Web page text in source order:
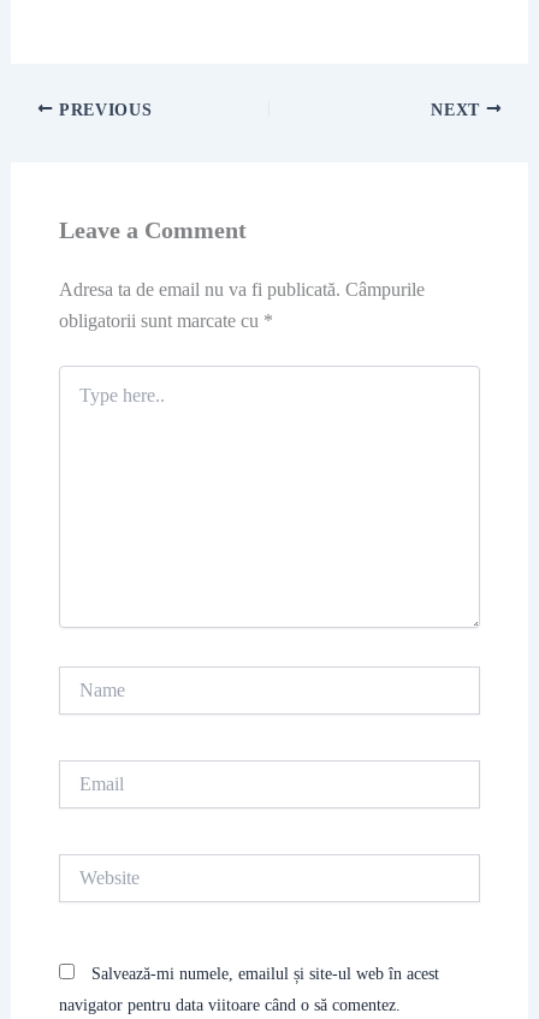
PREVIOUS NEXT
Leave a Comment
Adresa ta de email nu va fi publicată. Câmpurile
obligatorii sunt marcate cu *
here..
Salvează-mi numele, emailul și site-ul web în acest
navigator pentru data viitoare când o să comentez.